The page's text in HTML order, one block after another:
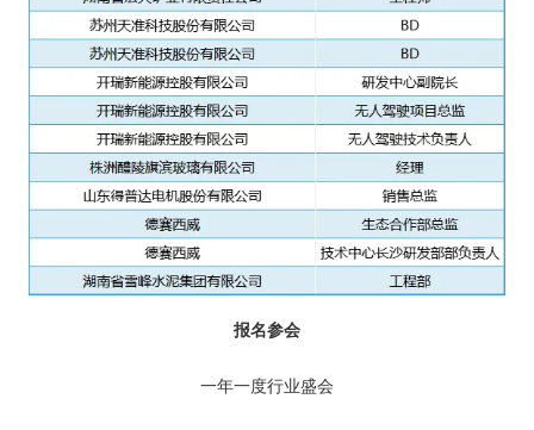
报名参会
一年一度行业盛会